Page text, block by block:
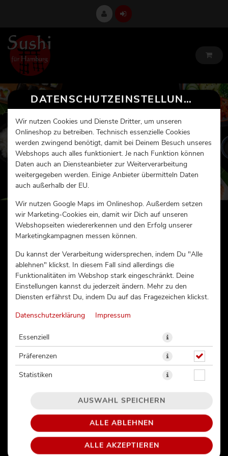
DATENSCHUTZEINSTELLUNGEN
Wir nutzen Cookies und Dienste Dritter, um unseren
Onlineshop zu betreiben. Technisch essenzielle Cookies
werden zwingend benötigt, damit bei Deinem Besuch unseres
Webshops auch alles funktioniert. Je nach Funktion können
Daten auch an Diensteanbieter zur Weiterverarbeitung
weitergegeben werden. Einige Anbieter übermitteln Daten
auch außerhalb der EU.
Wir nutzen Google Maps im Onlineshop. Außerdem setzen
wir Marketing-Cookies ein, damit wir Dich auf unseren
Webshopseiten wiedererkennen und den Erfolg unserer
Marketingkampagnen messen können.
Du kannst der Verarbeitung widersprechen, indem Du "Alle
ablehnen" klickst. In diesem Fall sind allerdings die
Funktionalitäten im Webshop stark eingeschränkt. Deine
Einstellungen kannst du jederzeit ändern. Mehr zu den
Diensten erfährst Du, indem Du auf das Fragezeichen klickst.
Datenschutzerklärung Impressum
Essenziell
Präferenzen
Statistiken
AUSWAHL SPEICHERN
ALLE ABLEHNEN
ALLE AKZEPTIEREN
AVOCADO (77A)
Garnelen | Frischkäse | Avocado